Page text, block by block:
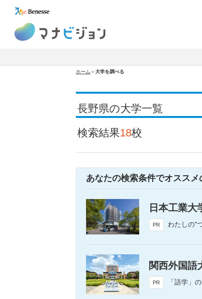
ホーム ＞大学を調べる
長野県の大学一覧
検索結果18校
あなたの検索条件でオススメ
日本工業大
PR わたしの"
関西外国語
PR 「語学」の